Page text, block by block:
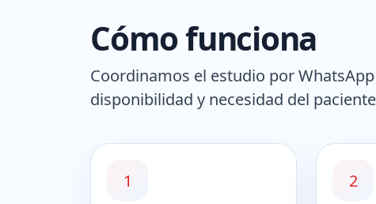
Cómo funciona
Coordinamos el estudio por
disponibilidad y necesidad del
1 2